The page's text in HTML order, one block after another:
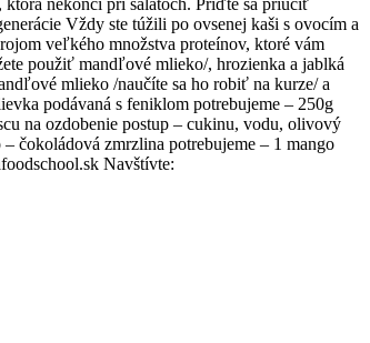
nekončí pri šalátoch. Príďte sa priučiť
Vždy ste túžili po ovsenej kaši s ovocím a
veľkého množstva proteínov, ktoré vám
použiť mandľové mlieko/, hrozienka a jablká
mlieko /naučíte sa ho robiť na kurze/ a
podávaná s feniklom potrebujeme – 250g
na ozdobenie postup – cukinu, vodu, olivový
čokoládová zmrzlina potrebujeme – 1 mango
Navštívte: